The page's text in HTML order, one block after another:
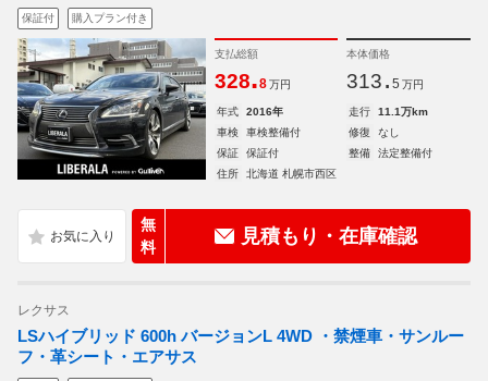
保証付 購入プラン付き
支払総額
328.8 万円
本体価格
313. 5 万円
年式 2016年 走行
11.1万km
車検
車検整備付 修復
なし
保証
保証付 整備
法定整備付
住所
北海道 札幌市西区
無
料
見積もり・在庫確認
レクサス
LSハイブリッド 600h バージョンL 4WD ・禁煙車・サンルー
フ・革シート・エアサス